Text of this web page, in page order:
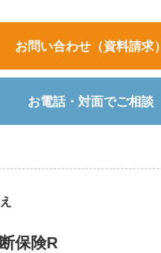
お問い合わせ（資料請求）
お電話・対面でご相談
保険R